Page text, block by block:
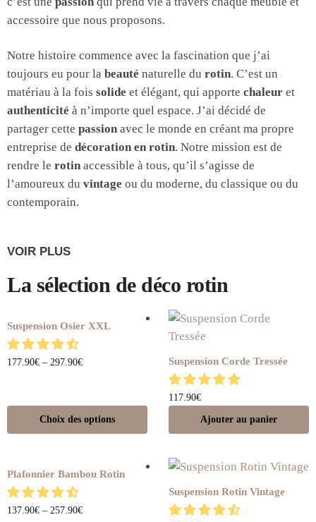
accessoire que nous proposons.
Notre histoire commence avec la fascination que j’ai
toujours eu pour la beauté naturelle du rotin. C’est un
matériau à la fois solide et élégant, qui apporte chaleur et
authenticité à n’importe quel espace. J’ai décidé de
partager cette passion avec le monde en créant ma propre
entreprise de décoration en rotin. Notre mission est de
rendre le rotin accessible à tous, qu’il s’agisse de
l’amoureux du vintage ou du moderne, du classique ou du
contemporain.
VOIR PLUS
La sélection de déco rotin
Suspension Osier XXL
177.90€ – 297.90€
Choix des options
Suspension Corde Tressée
117.90€
Ajouter au panier
Plafonnier Bambou Rotin
137.90€ – 257.90€
Suspension Rotin Vintage